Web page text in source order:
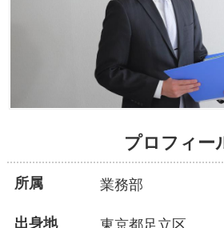
プロフィー
所属 業務部
出身地 東京都足立区